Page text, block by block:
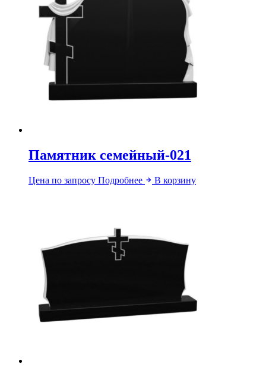
Памятник семейный-021
Цена по запросу Подробнее В корзину